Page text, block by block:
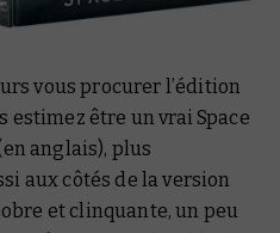
vous procurer l’édition
estimez être un vrai Space
anglais), plus
aux côtés de la version
et clinquante, un peu